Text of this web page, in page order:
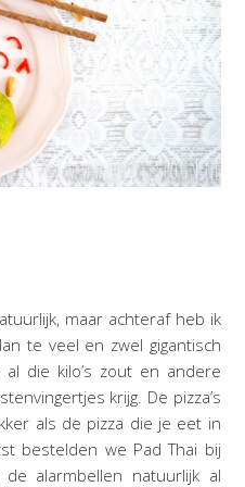
maar achteraf heb ik
te veel en zwel gigantisch
die kilo’s zout en andere
krijg. De pizza’s
als de pizza die je eet in
bestelden we Pad Thai bij
alarmbellen natuurlijk al